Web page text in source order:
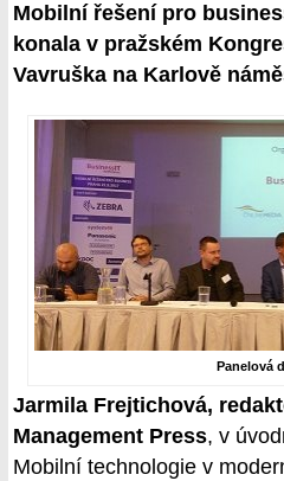
Mobilní řešení pro
konala v pražském
Vavruška na Karlově
Panelová
Jarmila Frejtichová,
Management Press, v
Mobilní technologie v